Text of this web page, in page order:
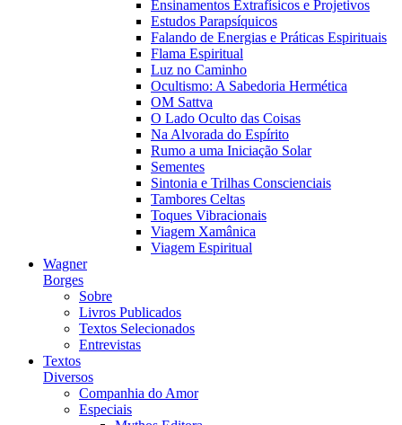
Ensinamentos Extrafísicos e Projetivos
Estudos Parapsíquicos
Falando de Energias e Práticas Espirituais
Flama Espiritual
Luz no Caminho
Ocultismo: A Sabedoria Hermética
OM Sattva
O Lado Oculto das Coisas
Na Alvorada do Espírito
Rumo a uma Iniciação Solar
Sementes
Sintonia e Trilhas Conscienciais
Tambores Celtas
Toques Vibracionais
Viagem Xamânica
Viagem Espiritual
Wagner
Borges
Sobre
Livros Publicados
Textos Selecionados
Entrevistas
Textos
Diversos
Companhia do Amor
Especiais